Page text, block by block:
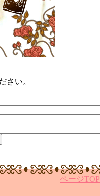
さい。
ページ